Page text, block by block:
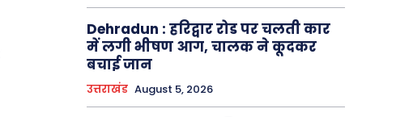
Dehradun : हरिद्वार रोड पर चलती कार
में लगी भीषण आग, चालक ने कूदकर
बचाई जान
उत्तराखंड August 5, 2026